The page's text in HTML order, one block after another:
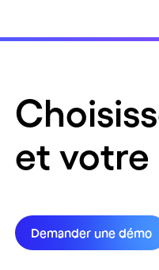
et votre
Demander une démo